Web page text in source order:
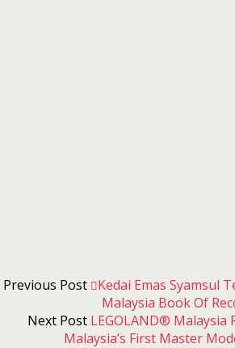
Previous Post
Kedai Emas Syamsul
Malaysia Book Of
Next Post LEGOLAND® Malaysia
Malaysia’s First Master